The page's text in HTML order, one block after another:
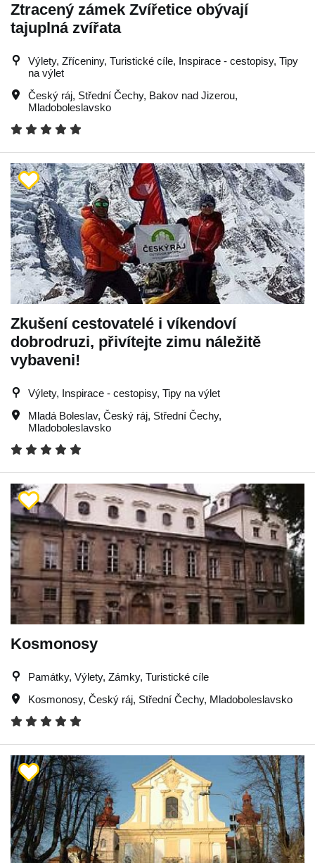
Ztracený zámek Zvířetice obývají
tajuplná zvířata
Výlety, Zříceniny, Turistické cíle, Inspirace - cestopisy, Tipy
na výlet
Český ráj, Střední Čechy, Bakov nad Jizerou,
Mladoboleslavsko
Zkušení cestovatelé i víkendoví
dobrodruzi, přivítejte zimu náležitě
vybaveni!
Výlety, Inspirace - cestopisy, Tipy na výlet
Mladá Boleslav, Český ráj, Střední Čechy,
Mladoboleslavsko
Kosmonosy
Památky, Výlety, Zámky, Turistické cíle
Kosmonosy, Český ráj, Střední Čechy, Mladoboleslavsko